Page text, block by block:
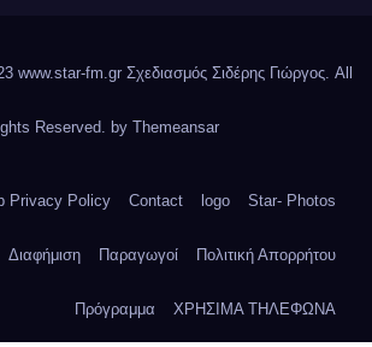
www.star-fm.gr Σχεδιασμός Σιδέρης Γιώργος. All
Reserved. by Themeansar
Privacy Policy Contact logo Star- Photos
Διαφήμιση Παραγωγοί Πολιτική Απορρήτου
Πρόγραμμα ΧΡΗΣΙΜΑ ΤΗΛΕΦΩΝΑ